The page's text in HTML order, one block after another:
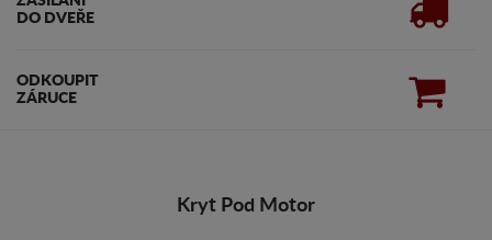
DO DVEŘE
ODKOUPIT
ZÁRUCE
Kryt Pod Motor